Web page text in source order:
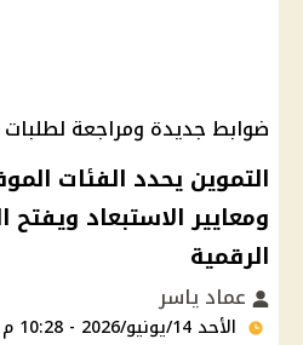
ضوابط جديدة ومراجعة لطلبات
التموين يحدد الفئات
ومعايير الاستبعاد
الرقمية
عماد ياسر
الأحد 14/يونيو/2026 - 10:28 م